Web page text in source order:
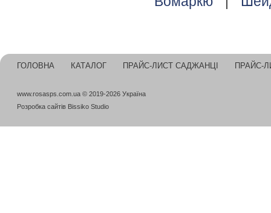
ГОЛОВНА КАТАЛОГ ПРАЙС-ЛИСТ САДЖАНЦІ ПРАЙС-
www.rosasps.com.ua © 2019-2026 Україна
Розробка сайтів Bissiko Studio